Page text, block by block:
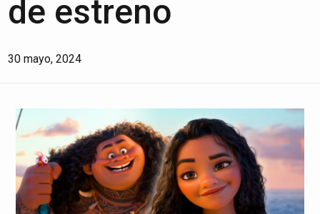
de estreno
30 mayo, 2024